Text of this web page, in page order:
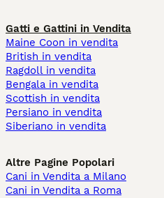
Gatti e Gattini in Vendita
Maine Coon in vendita
British in vendita
Ragdoll in vendita
Bengala in vendita
Scottish in vendita
Persiano in vendita
Siberiano in vendita
Altre Pagine Popolari
Cani in Vendita a Milano
Cani in Vendita a Roma